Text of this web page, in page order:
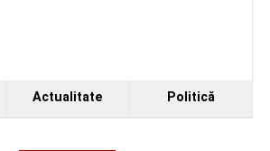
Actualitate Politică